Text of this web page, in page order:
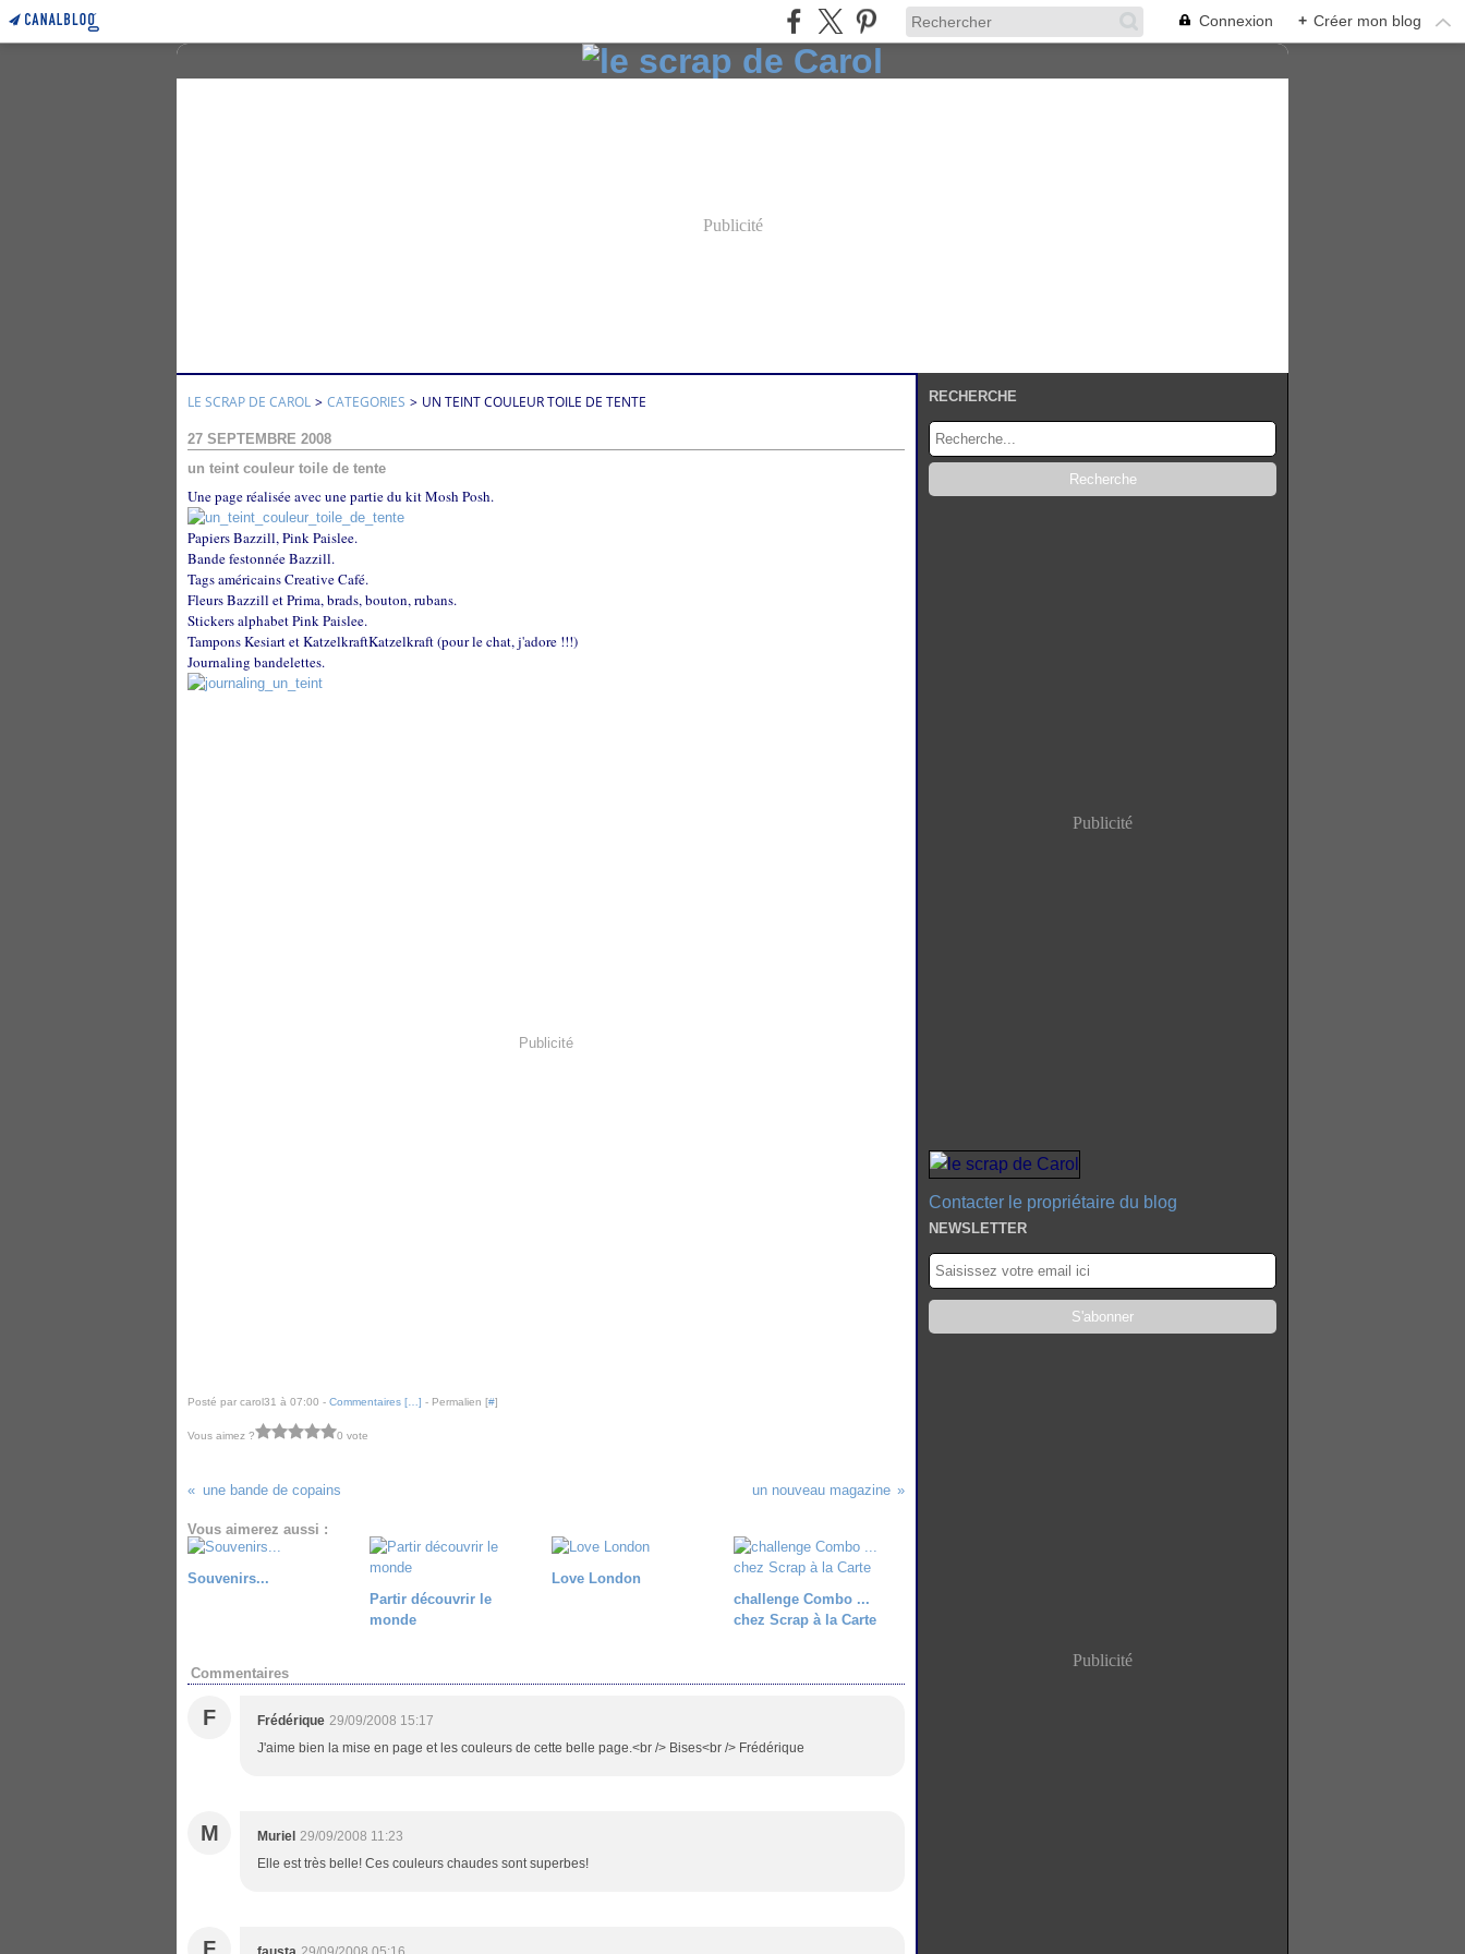
Connexion + Créer mon blog
Publicité
LE SCRAP DE CAROL > CATEGORIES > UN TEINT COULEUR TOILE DE TENTE
27 SEPTEMBRE 2008
un teint couleur toile de tente
Une page réalisée avec une partie du kit Mosh Posh.
Papiers Bazzill, Pink Paislee.
Bande festonnée Bazzill.
Tags américains Creative Café.
Fleurs Bazzill et Prima, brads, bouton, rubans.
Stickers alphabet Pink Paislee.
Tampons Kesiart et KatzelkraftKatzelkraft(pour le chat, j'adore !!!)
Journaling bandelettes.
Publicité
Posté par carol31 à 07:00 - Commentaires [ ] - Permalien [#]
Vous aimez ? 0 vote
une bande de copains un nouveau magazine
Vous aimerez aussi :
Souvenirs...
Partir découvrir le
monde
Love London
challenge Combo ...
chez Scrap à la Carte
Commentaires
F Frédérique 29/09/2008 15:17
J'aime bien la mise en page et les couleurs de cette belle page.<br /> Bises<br /> Frédérique
M Muriel 29/09/2008 11:23
Elle est très belle! Ces couleurs chaudes sont superbes!
F
RECHERCHE
Publicité
Contacter le propriétaire du blog
NEWSLETTER
Publicité